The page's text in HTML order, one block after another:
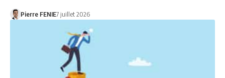
Pierre FENIE7 juillet 2026